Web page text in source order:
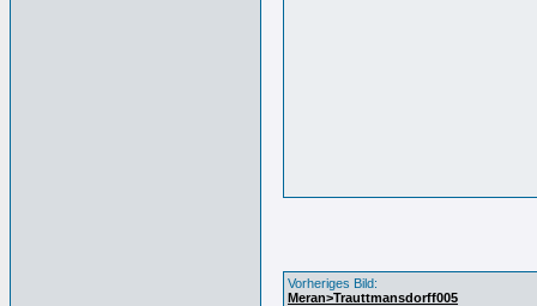
Vorheriges Bild:
Meran>Trauttmansdorff005